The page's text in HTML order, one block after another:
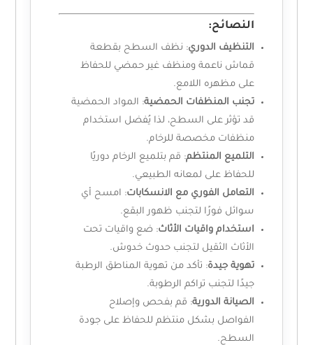
النصائح:
التنظيف الدوري: نظف السطح بقطعة
قماش ناعمة ومنظف غير حمضي للحفاظ
على مظهره اللامع.
تجنب المنظفات الحمضية: المواد الحمضية
قد تؤثر على السطح، لذا يُفضل استخدام
منظفات مخصصة للرخام.
التلميع المنتظم: قم بتلميع الرخام دوريًا
للحفاظ على لمعانه الطبيعي.
التعامل الفوري مع الانسكابات: امسح أي
سوائل فورًا لتجنب ظهور البقع.
استخدام واقيات الأثاث: ضع واقيات تحت
الأثاث الثقيل لتجنب حدوث خدوش.
تهوية جيدة: تأكد من تهوية المناطق الرطبة
جيدًا لتجنب تراكم الرطوبة.
الصيانة الدورية: قم بفحص وإصلاح
الفواصل بشكل منتظم للحفاظ على جودة
السطح.